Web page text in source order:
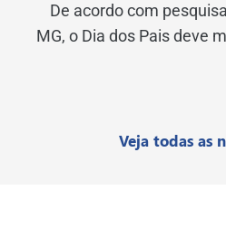
De acordo com
MG, o Dia dos Pais deve
Veja todas as